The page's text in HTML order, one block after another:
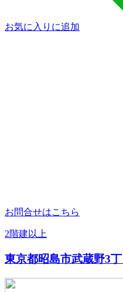
お気に入りに追加
お問合せはこちら
2階建以上
東京都昭島市武蔵野3